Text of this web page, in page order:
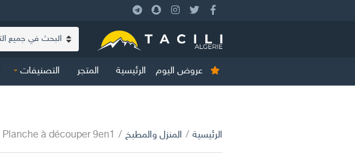
م
ا
ص
عروض اليوم الرئيسية المتجر التصنيفات
الرئيسية / المنزل والمطبخ / Planche à découper 9en1 أداة التقطيع و التقطير